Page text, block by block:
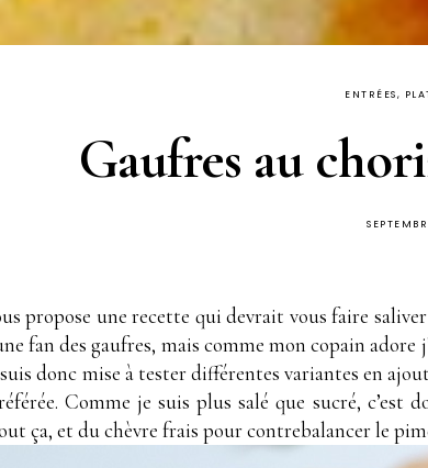
ENTRÉES,
Gaufres au
PUBLIÉ
propose une recette qui devrait vous faire
fan des gaufres, mais comme mon copain
donc mise à tester différentes variantes en
Comme je suis plus salé que sucré,
ça, et du chèvre frais pour contrebalancer le